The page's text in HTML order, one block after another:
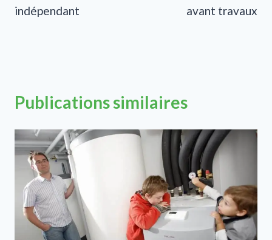
indépendant
avant travaux
Publications similaires